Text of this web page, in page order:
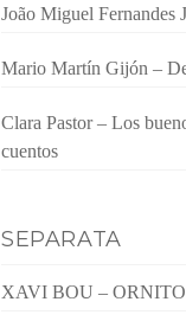
João Miguel Fernandes
Mario Martín Gijón –
Clara Pastor – Los
cuentos
SEPARATA
XAVI BOU –